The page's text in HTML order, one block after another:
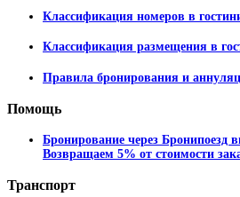
Классификация номеров в
Классификация размещения в
Правила бронирования и
Помощь
Бронирование через Бронипоезд
Возвращаем 5% от стоимости
Транспорт